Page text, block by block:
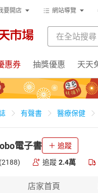
要開店 網站導覽
惠券 抽獎優惠 天天
有聲書 醫療保健
電子書 追蹤
(2188) 追蹤 2.4萬
店家首頁